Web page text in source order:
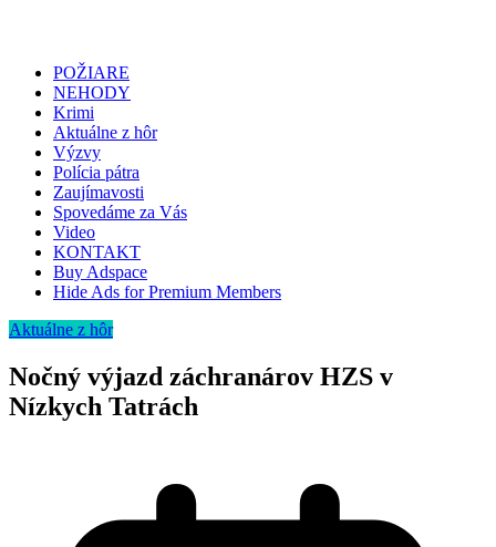
POŽIARE
NEHODY
Krimi
Aktuálne z hôr
Výzvy
Polícia pátra
Zaujímavosti
Spovedáme za Vás
Video
KONTAKT
Buy Adspace
Hide Ads for Premium Members
Aktuálne z hôr
Nočný výjazd záchranárov HZS v
Nízkych Tatrách